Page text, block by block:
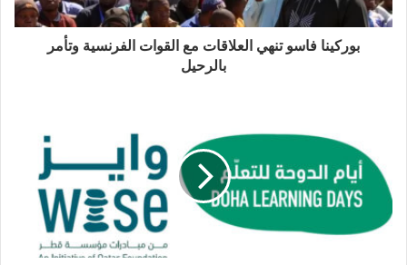
ت
ر
بوركينا فاسو تنهي العلاقات مع القوات الفرنسية وتأمر
بالرحيل